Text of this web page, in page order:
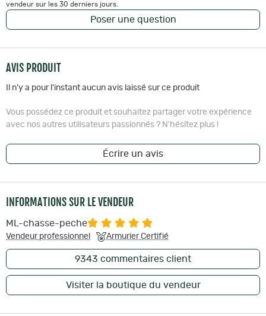
vendeur sur les 30 derniers jours.
Poser une question
AVIS PRODUIT
Il n'y a pour l'instant aucun avis laissé sur ce produit
Vous possédez ce produit et souhaitez partager votre expérience
avec nos autres utilisateurs passionnés ? N'hésitez plus !
Écrire un avis
INFORMATIONS SUR LE VENDEUR
ML-chasse-peche
Vendeur professionnel Armurier Certifié
9343 commentaires client
Visiter la boutique du vendeur